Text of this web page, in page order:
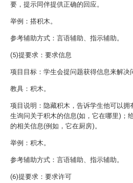
要，提示同伴提供正确的回应。
举例：搭积木。
参考辅助方式：言语辅助、指示辅助。
(5)提要求：要求信息
项目目标：学生会提问题获得信息来解决
教具：积木。
项目说明：隐藏积木，告诉学生他可以拥
生询问关于积木的信息(如，它在哪里)；
的相关信息(例如，它在厨房)。
举例：积木。
参考辅助方式：言语辅助、指示辅助。
(6)提要求：要求许可